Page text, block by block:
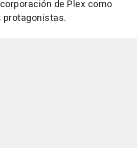
de Plex como
protagonistas.